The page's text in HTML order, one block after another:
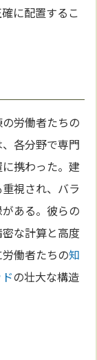
に配置するこ
労働者たちの
各分野で専門
携わった。建
重視され、バラ
ある。彼らの
な計算と高度
働者たちの知
の壮大な構造